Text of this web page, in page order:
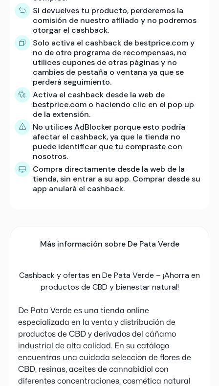
Si devuelves tu producto, perderemos la
comisión de nuestro afiliado y no podremos
otorgar el cashback.
Solo activa el cashback de bestprice.com y
no de otro programa de recompensas, no
utilices cupones de otras páginas y no
cambies de pestaña o ventana ya que se
perderá seguimiento.
Activa el cashback desde la web de
bestprice.com o haciendo clic en el pop up
de la extensión.
No utilices AdBlocker porque esto podría
afectar el cashback, ya que la tienda no
puede identificar que tu compraste con
nosotros.
Compra directamente desde la web de la
tienda, sin entrar a su app. Comprar desde su
app anulará el cashback.
Más información sobre De Pata Verde
Cashback y ofertas en De Pata Verde – ¡Ahorra en
productos de CBD y bienestar natural!
De Pata Verde es una tienda online
especializada en la venta y distribución de
productos de CBD y derivados del cáñamo
industrial de alta calidad. En su catálogo
encuentras una cuidada selección de flores de
CBD, resinas, aceites de cannabidiol con
diferentes concentraciones, cosmética natural